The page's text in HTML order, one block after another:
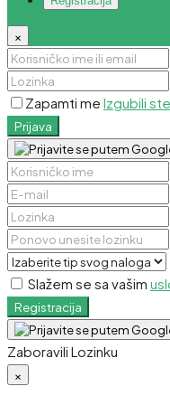
×
Zapamti me Izgubili
Prijava
Slažem se sa vašim
Registracija
Zaboravili Lozinku
×